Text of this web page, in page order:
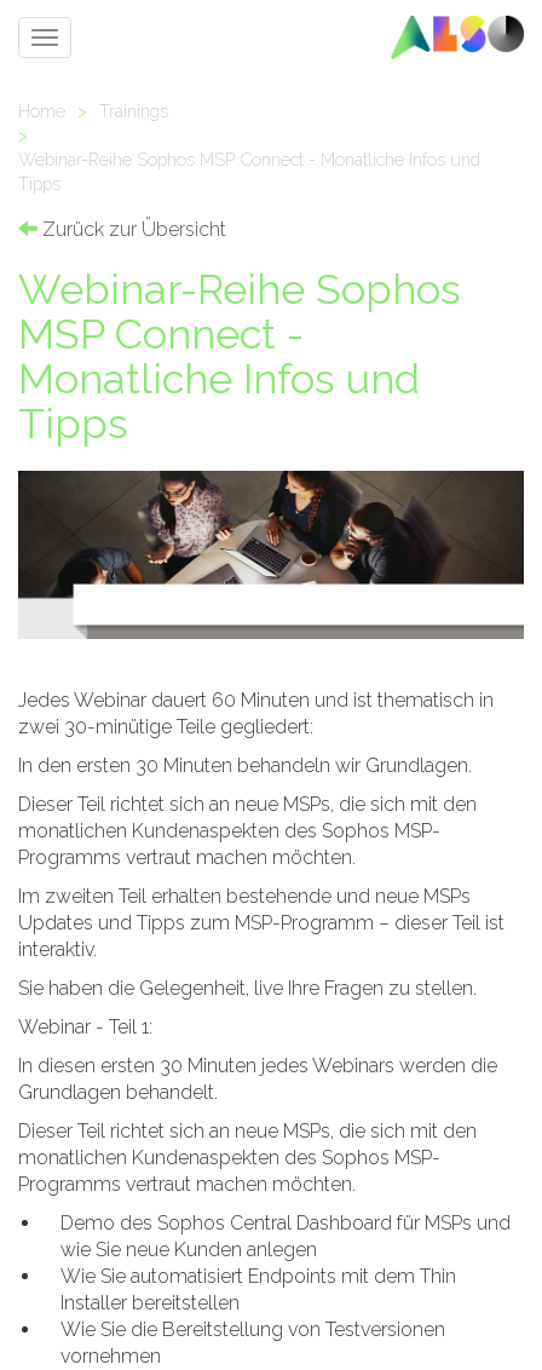
Toggle
Home >
Trainings
>
Webinar-Reihe Sophos MSP Connect - Monatliche Infos und
Tipps
Zurück zur Übersicht
Webinar-Reihe Sophos
MSP Connect -
Monatliche Infos und
Tipps
Jedes Webinar dauert 60 Minuten und ist thematisch in
zwei 30-minütige Teile gegliedert:
In den ersten 30 Minuten behandeln wir Grundlagen.
Dieser Teil richtet sich an neue MSPs, die sich mit den
monatlichen Kundenaspekten des Sophos MSP-
Programms vertraut machen möchten.
Im zweiten Teil erhalten bestehende und neue MSPs
Updates und Tipps zum MSP-Programm – dieser Teil ist
interaktiv.
Sie haben die Gelegenheit, live Ihre Fragen zu stellen.
Webinar - Teil 1:
In diesen ersten 30 Minuten jedes Webinars werden die
Grundlagen behandelt.
Dieser Teil richtet sich an neue MSPs, die sich mit den
monatlichen Kundenaspekten des Sophos MSP-
Programms vertraut machen möchten.
Demo des Sophos Central Dashboard für MSPs und
wie Sie neue Kunden anlegen
Wie Sie automatisiert Endpoints mit dem Thin
Installer bereitstellen
Wie Sie die Bereitstellung von Testversionen
vornehmen